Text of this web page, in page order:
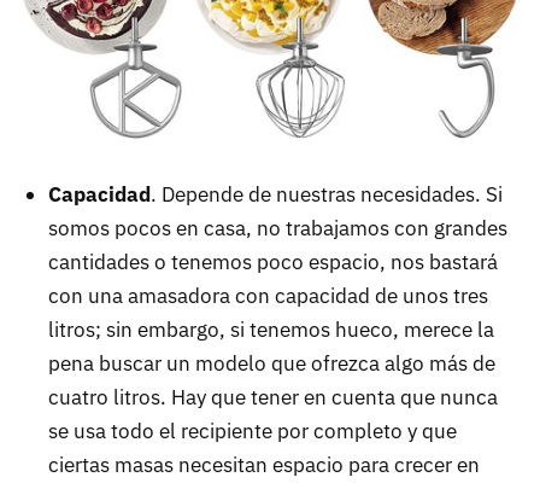
Capacidad. Depende de nuestras necesidades. Si
somos pocos en casa, no trabajamos con grandes
cantidades o tenemos poco espacio, nos bastará
con una amasadora con capacidad de unos tres
litros; sin embargo, si tenemos hueco, merece la
pena buscar un modelo que ofrezca algo más de
cuatro litros. Hay que tener en cuenta que nunca
se usa todo el recipiente por completo y que
ciertas masas necesitan espacio para crecer en